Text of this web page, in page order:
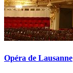
Opéra de Lausanne